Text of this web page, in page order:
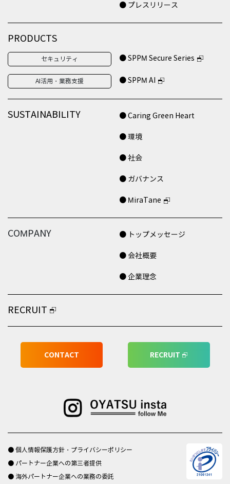
● プレスリリース
PRODUCTS
セキュリティ ● SPPM Secure Series
AI活用・業務支援 ● SPPM AI
SUSTAINABILITY ● Caring Green Heart
● 環境
● 社会
● ガバナンス
● MiraTane
COMPANY ● トップメッセージ
● 会社概要
● 企業理念
RECRUIT
CONTACT RECRUIT
● 個人情報保護方針・プライバシーポリシー
● パートナー企業への第三者提供
● 海外パートナー企業への業務の委託